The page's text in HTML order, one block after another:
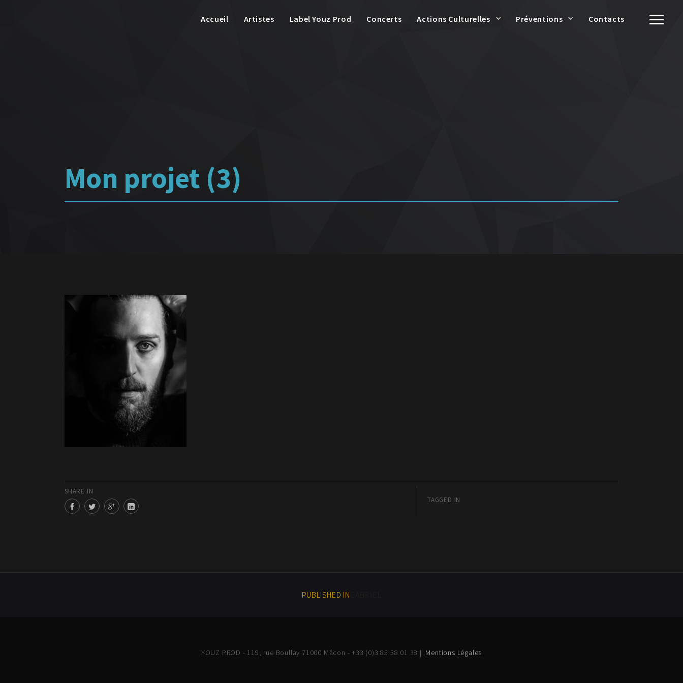
Accueil Artistes Label Youz Prod Concerts Actions Culturelles Préventions Contacts
Mon projet (3)
SHARE IN
TAGGED IN
PUBLISHED IN
YOUZ PROD - 119, rue Boullay 71000 Mâcon - +33 (0)3 85 38 01 38 | Mentions Légales